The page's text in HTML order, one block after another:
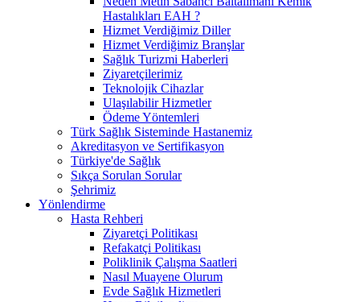
Hastalıkları EAH ?
Hizmet Verdiğimiz Diller
Hizmet Verdiğimiz Branşlar
Sağlık Turizmi Haberleri
Ziyaretçilerimiz
Teknolojik Cihazlar
Ulaşılabilir Hizmetler
Ödeme Yöntemleri
Türk Sağlık Sisteminde Hastanemiz
Akreditasyon ve Sertifikasyon
Türkiye'de Sağlık
Sıkça Sorulan Sorular
Şehrimiz
Yönlendirme
Hasta Rehberi
Ziyaretçi Politikası
Refakatçi Politikası
Poliklinik Çalışma Saatleri
Nasıl Muayene Olurum
Evde Sağlık Hizmetleri